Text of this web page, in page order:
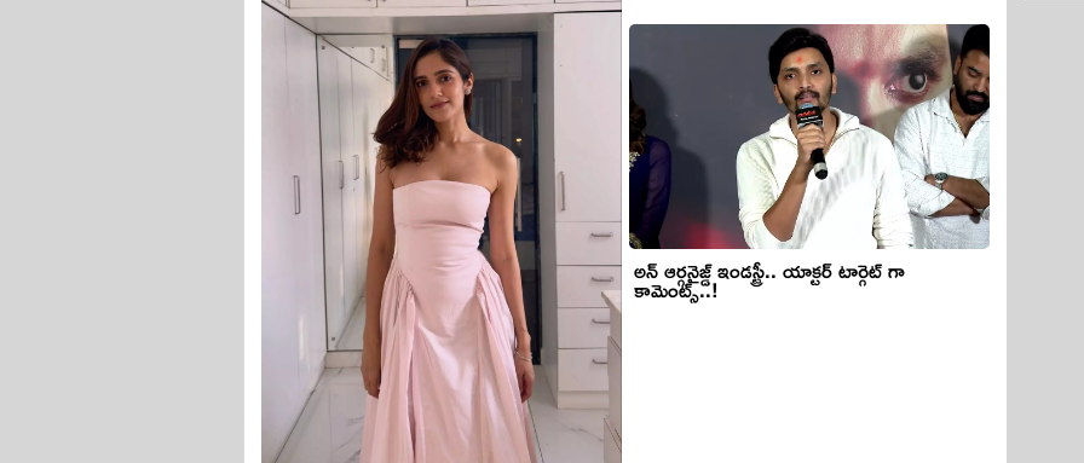
అన్ ఆర్గనైజ్డ్ ఇండస్ట్రీ.. యాక్టర్ టార్గెట్ గా
కామెంట్స్..!